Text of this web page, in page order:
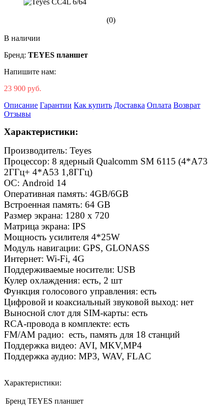
(0)
В наличии
Бренд: TEYES планшет
Напишите нам:
23 900 руб.
Описание Гарантии Как купить Доставка Оплата Возврат
Отзывы
Характеристики:
Производитель: Teyes
Процессор: 8 ядерный Qualcomm SM 6115 (4*A73
2ГГц+ 4*A53 1,8ГГц)
ОС: Android 14
Оперативная память: 4GB/6GB
Встроенная память: 64 GB
Размер экрана: 1280 х 720
Матрица экрана: IPS
Мощность усилителя 4*25W
Модуль навигации: GPS, GLONASS
Интернет: Wi-Fi, 4G
Поддерживаемые носители: USB
Кулер охлаждения: есть, 2 шт
Функция голосового управления: есть
Цифровой и коаксиальный звуковой выход: нет
Выносной слот для SIM-карты: есть
RCA-провода в комплекте: есть
FM/АM радио: есть, память для 18 станций
Поддержка видео: AVI, MKV,MP4
Поддержка аудио: MP3, WAV, FLAC
Характеристики:
Бренд TEYES планшет